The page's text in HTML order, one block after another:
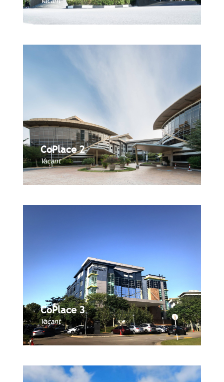
CoPlace 2
Vacant
CoPlace 2
Book Now
CoPlace 3
Vacant
CoPlace 3
Book Now